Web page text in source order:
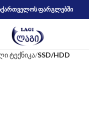
ფარგლებში
ტექნიკა SSD/HDD